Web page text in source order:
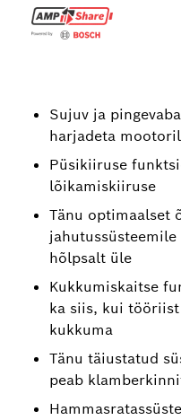
Sujuv ja
harjadeta
Püsikiiruse
lõikamiskiiruse
Tänu optimaalset
hõlpsalt üle
Kukkumiskaitse
ka siis, kui tööriist
kukkuma
Tänu täiustatud
peab